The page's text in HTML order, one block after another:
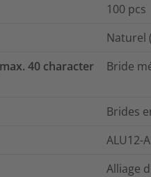
100 pcs
Naturel
40 character
Bride
Brides
ALU12-
Alliage